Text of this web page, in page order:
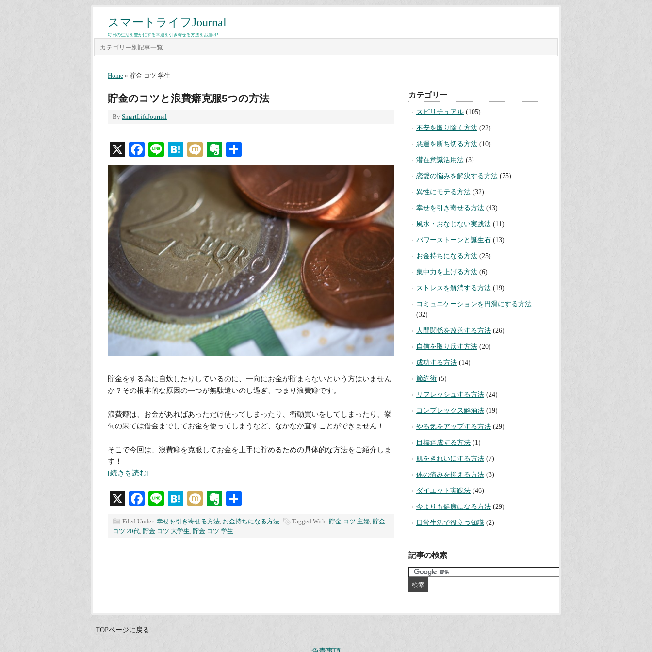
スマートライフJournal
毎日の生活を豊かにする幸運を引き寄せる方法をお届け!
カテゴリー別記事一覧
Home » 貯金 コツ 学生
貯金のコツと浪費癖克服5つの方法
By SmartLifeJournal
X Facebook
LineHatenaMixiEvernote
有
貯金をする為に自炊したりしているのに、一向にお金が貯まらないという方はいません
か？その根本的な原因の一つが無駄遣いのし過ぎ、つまり浪費癖です。
浪費癖は、お金があればあっただけ使ってしまったり、衝動買いをしてしまったり、挙
句の果ては借金までしてお金を使ってしまうなど、なかなか直すことができません！
そこで今回は、浪費癖を克服してお金を上手に貯めるための具体的な方法をご紹介しま
す！
[続きを読む]
X Facebook
LineHatenaMixiEvernote
有
Filed Under: 幸せを引き寄せる方法 お金持ちになる方法 Tagged With: 貯金 コツ 主婦 貯金
コツ 20代 貯金 コツ 大学生 貯金 コツ 学生
カテゴリー
スピリチュアル (105)
不安を取り除く方法 (22)
悪運を断ち切る方法 (10)
潜在意識活用法 (3)
恋愛の悩みを解決する方法 (75)
異性にモテる方法 (32)
幸せを引き寄せる方法 (43)
風水・おなじない実践法 (11)
パワーストーンと誕生石 (13)
お金持ちになる方法 (25)
集中力を上げる方法 (6)
ストレスを解消する方法 (19)
コミュニケーションを円滑にする方法
(32)
人間関係を改善する方法 (26)
自信を取り戻す方法 (20)
成功する方法 (14)
節約術 (5)
リフレッシュする方法 (24)
コンプレックス解消法 (19)
やる気をアップする方法 (29)
目標達成する方法 (1)
肌をきれいにする方法 (7)
体の痛みを抑える方法 (3)
ダイエット実践法 (46)
今よりも健康になる方法 (29)
日常生活で役立つ知識 (2)
記事の検索
TOPページに戻る